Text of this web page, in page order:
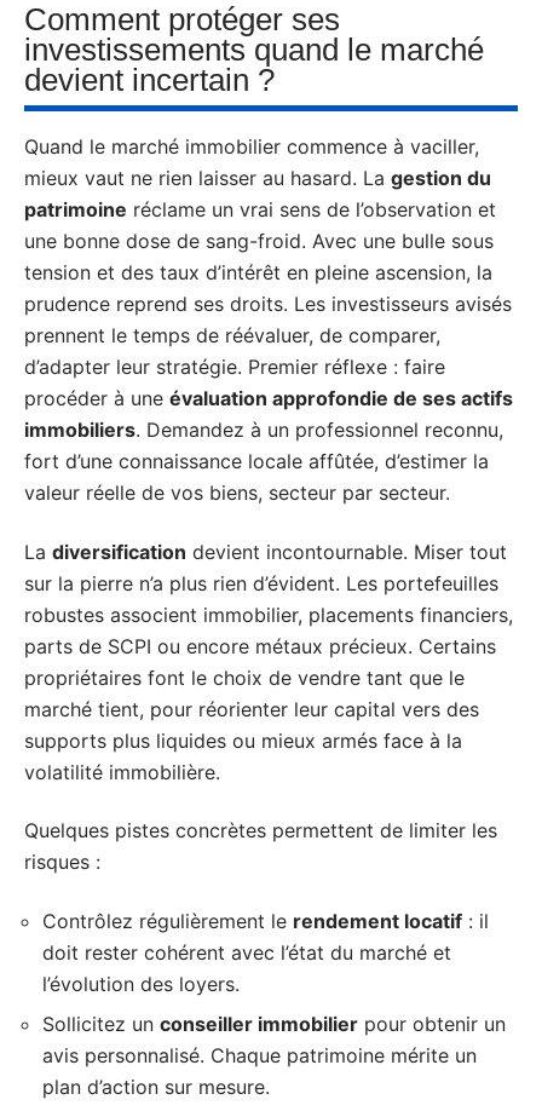
Comment protéger ses
investissements quand le marché
devient incertain ?
Quand le marché immobilier commence à vaciller,
mieux vaut ne rien laisser au hasard. La gestion du
patrimoine réclame un vrai sens de l’observation et
une bonne dose de sang-froid. Avec une bulle sous
tension et des taux d’intérêt en pleine ascension, la
prudence reprend ses droits. Les investisseurs avisés
prennent le temps de réévaluer, de comparer,
d’adapter leur stratégie. Premier réflexe : faire
procéder à une évaluation approfondie de ses actifs
immobiliers. Demandez à un professionnel reconnu,
fort d’une connaissance locale affûtée, d’estimer la
valeur réelle de vos biens, secteur par secteur.
La diversification devient incontournable. Miser tout
sur la pierre n’a plus rien d’évident. Les portefeuilles
robustes associent immobilier, placements financiers,
parts de SCPI ou encore métaux précieux. Certains
propriétaires font le choix de vendre tant que le
marché tient, pour réorienter leur capital vers des
supports plus liquides ou mieux armés face à la
volatilité immobilière.
Quelques pistes concrètes permettent de limiter les
risques :
Contrôlez régulièrement le rendement locatif : il
doit rester cohérent avec l’état du marché et
l’évolution des loyers.
Sollicitez un conseiller immobilier pour obtenir un
avis personnalisé. Chaque patrimoine mérite un
plan d’action sur mesure.